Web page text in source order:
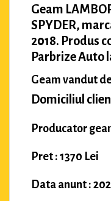
Geam
SPYDER,
2018. Produs
Parbrize Auto
Geam vandut
Domiciliul
Producator
Pret : 1370 Lei
Data anunt :